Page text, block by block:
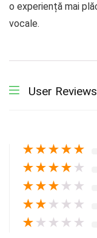
o experiență mai
vocale.
User Reviews
★★★★★
★★★★ ★
★★★ ★ ★
★★ ★ ★ ★
★ ★ ★ ★ ★